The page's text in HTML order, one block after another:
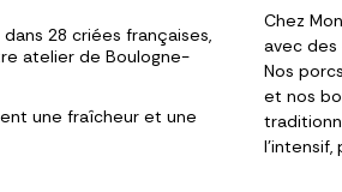
28 criées françaises,
atelier de Boulogne-
une fraîcheur et une
Chez
avec des
Nos
et nos